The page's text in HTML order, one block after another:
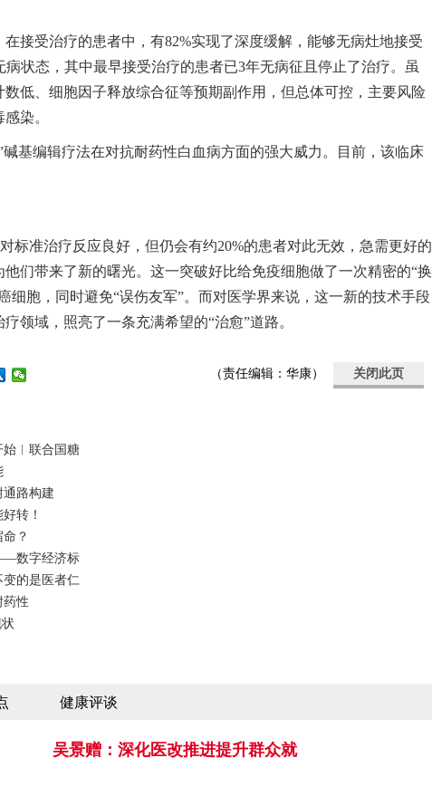
接受治疗的患者中，有82%实现了深度缓解，能够无病灶地接受
病状态，其中最早接受治疗的患者已3年无病征且停止了治疗。虽
低、细胞因子释放综合征等预期副作用，但总体可控，主要风险
染。
基编辑疗法在对抗耐药性白血病方面的强大威力。目前，该临床
标准治疗反应良好，但仍会有约20%的患者对此无效，急需更好的
们带来了新的曙光。这一突破好比给免疫细胞做了一次精密的“换
细胞，同时避免“误伤友军”。而对医学界来说，这一新的技术手段
领域，照亮了一条充满希望的“治愈”道路。
关闭此页
（责任编辑：华康）
︱联合国糖
通路构建
转！
？
数字经济标
的是医者仁
药性
健康评谈
吴景赠：深化医改推进提升群众就